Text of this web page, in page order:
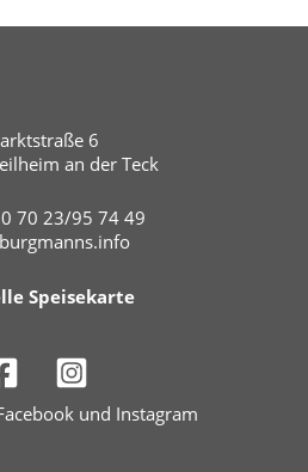
6
an der Teck
70 23/95 74 49
Speisekarte
und Instagram